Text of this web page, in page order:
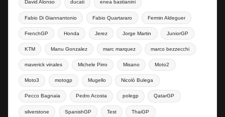
David Alonso ducati enea bastianini
Fabio Di Giannantonio Fabio Quartararo Fermin Aldeguer
FrenchGP Honda Jerez Jorge Martin JuniorGP
KTM Manu Gonzalez marc marquez marco bezzecchi
maverick vinales Michele Pirro Misano Moto2
Moto3 motogp Mugello Nicolò Bulega
Pecco Bagnaia Pedro Acosta polegp QatarGP
silverstone SpanishGP Test ThaiGP